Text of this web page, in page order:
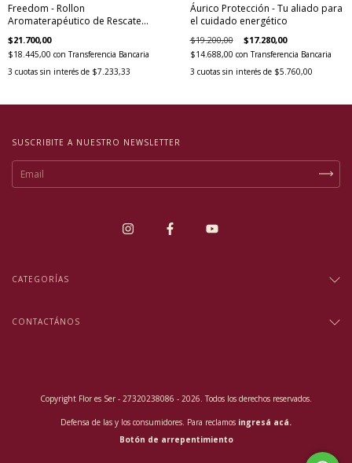
Freedom - Rollon
Aromaterapéutico de Rescate
$21.700,00
$18.445,00 con Transferencia Bancaria
3 cuotas sin interés de $7.233,33
Áurico Protección - Tu aliado para
el cuidado energético
$19.200,00 $17.280,00
$14.688,00 con Transferencia Bancaria
3 cuotas sin interés de $5.760,00
SUSCRIBITE A NUESTRO NEWSLETTER
CATEGORÍAS
CONTACTÁNOS
Copyright Flor es Ser - 27320238086 - 2026. Todos los derechos reservados.
Defensa de las y los consumidores. Para reclamos ingresá acá.
Botón de arrepentimiento